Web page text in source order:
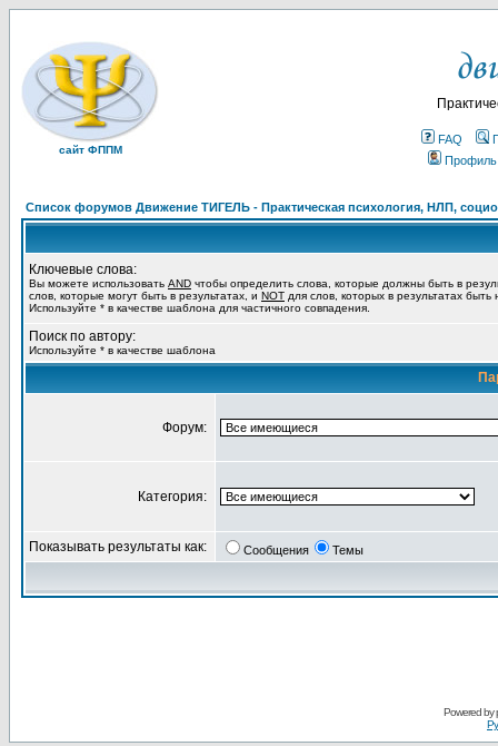
сайт ФППМ
FAQ
Профиль
Список форумов Движение ТИГЕЛЬ - Практическая психология, НЛП,
Ключевые слова:
Вы можете использовать AND чтобы определить слова, которые должны быть в
слов, которые могут быть в результатах, и NOT для слов, которых в результатах
Используйте * в качестве шаблона для частичного совпадения.
Поиск по автору:
Используйте * в качестве шаблона
Форум:
Категория:
Показывать результаты как: Сообщения Темы
Powered by